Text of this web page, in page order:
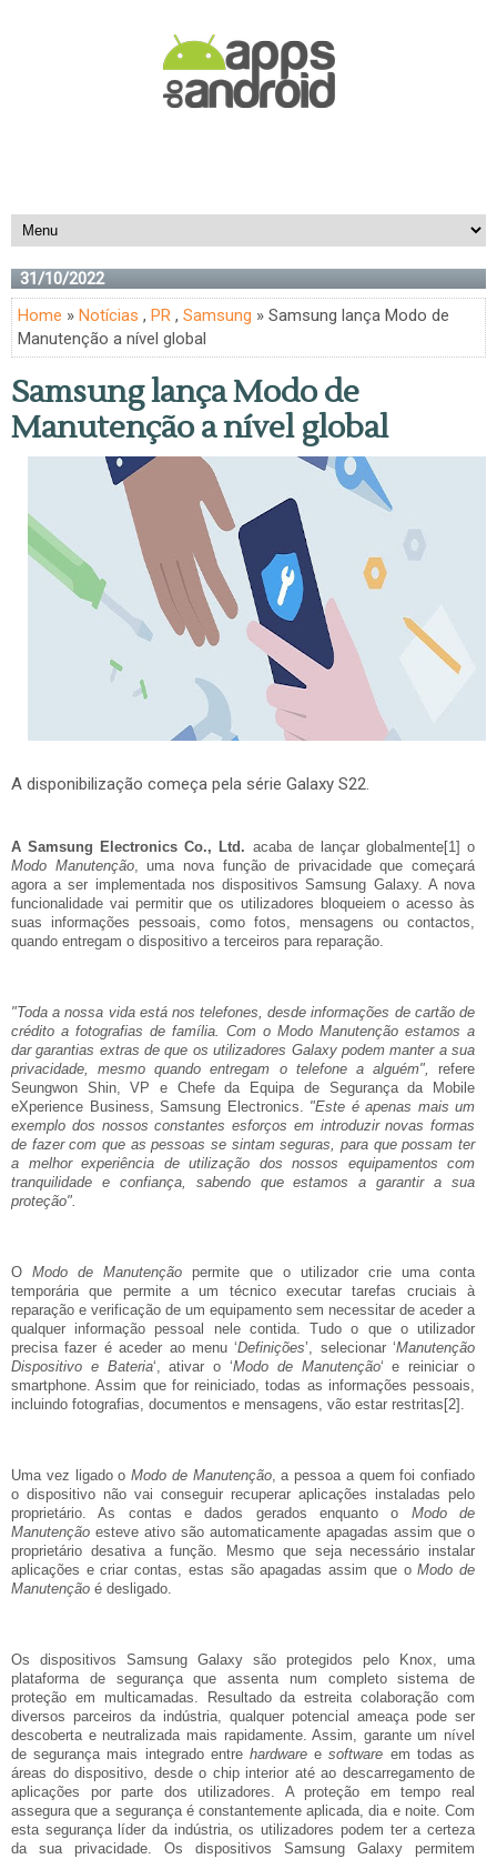
31/10/2022
Home » Notícias , PR , Samsung » Samsung lança Modo de
Manutenção a nível global
Samsung lança Modo de
Manutenção a nível global
A disponibilização começa pela série Galaxy S22.
A Samsung Electronics Co., Ltd. acaba de lançar globalmente[1] o
Modo Manutenção, uma nova função de privacidade que começará
agora a ser implementada nos dispositivos Samsung Galaxy. A nova
funcionalidade vai permitir que os utilizadores bloqueiem o acesso às
suas informações pessoais, como fotos, mensagens ou contactos,
quando entregam o dispositivo a terceiros para reparação.
"Toda a nossa vida está nos telefones, desde informações de cartão de
crédito a fotografias de família. Com o Modo Manutenção estamos a
dar garantias extras de que os utilizadores Galaxy podem manter a sua
privacidade, mesmo quando entregam o telefone a alguém",
refere
Seungwon Shin, VP e Chefe da Equipa de Segurança da Mobile
eXperience Business, Samsung Electronics. "Este é apenas mais um
exemplo dos nossos constantes esforços em introduzir novas formas
de fazer com que as pessoas se sintam seguras, para que possam ter
a melhor experiência de utilização dos nossos equipamentos com
tranquilidade e confiança, sabendo que estamos a garantir a sua
proteção".
O Modo de Manutenção permite que o utilizador crie uma conta
temporária que permite a um técnico executar tarefas cruciais à
reparação e verificação de um equipamento sem necessitar de aceder a
qualquer informação pessoal nele contida. Tudo o que o utilizador
precisa fazer é aceder ao menu ‘Definições’, selecionar ‘Manutenção
Dispositivo e Bateria‘, ativar o ‘Modo de Manutenção‘ e reiniciar o
smartphone. Assim que for reiniciado, todas as informações pessoais,
incluindo fotografias, documentos e mensagens, vão estar restritas [2] .
Uma vez ligado o Modo de Manutenção, a pessoa a quem foi confiado
o dispositivo não vai conseguir recuperar aplicações instaladas pelo
proprietário. As contas e dados gerados enquanto o Modo de
Manutenção esteve ativo são automaticamente apagadas assim que o
proprietário desativa a função. Mesmo que seja necessário instalar
aplicações e criar contas, estas são apagadas assim que oModo de
Manutenção é desligado.
Os dispositivos Samsung Galaxy são protegidos pelo Knox, uma
plataforma de segurança que assenta num completo sistema de
proteção em multicamadas. Resultado da estreita colaboração com
diversos parceiros da indústria, qualquer potencial ameaça pode ser
descoberta e neutralizada mais rapidamente. Assim, garante um nível
de segurança mais integrado entre hardware esoftware em todas as
áreas do dispositivo, desde o chip interior até ao descarregamento de
aplicações por parte dos utilizadores. A proteção em tempo real
assegura que a segurança é constantemente aplicada, dia e noite. Com
esta segurança líder da indústria, os utilizadores podem ter a certeza
da sua privacidade. Os dispositivos Samsung Galaxy permitem